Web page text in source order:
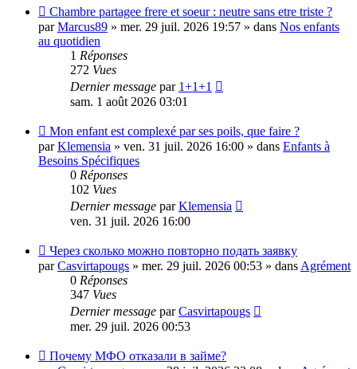
Nouveau
message
Chambre partagee frere et soeur : neutre sans etre triste ?
parMarcus89 » mer. 29 juil. 2026 19:57 » dans Nos enfants
au quotidien
1 Réponses
272 Vues
Dernier message par 1+1+1
sam. 1 août 2026 03:01
Nouveau
message
Mon enfant est complexé par ses poils, que faire ?
parKlemensia » ven. 31 juil. 2026 16:00 » dans Enfants à
Besoins Spécifiques
0 Réponses
102 Vues
Dernier message parKlemensia
ven. 31 juil. 2026 16:00
Nouveau
message
Через сколько можно повторно подать заявку
parCasvirtapougs » mer. 29 juil. 2026 00:53 » dans Agrément
0 Réponses
347 Vues
Dernier message parCasvirtapougs
mer. 29 juil. 2026 00:53
Nouveau
Почему МФО отказали в займе?